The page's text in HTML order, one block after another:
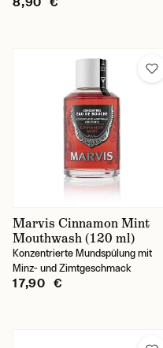
Marvis Cinnamon Mint
Mouthwash (120 ml)
Konzentrierte Mundspülung mit
Minz- und Zimtgeschmack
17,90 €